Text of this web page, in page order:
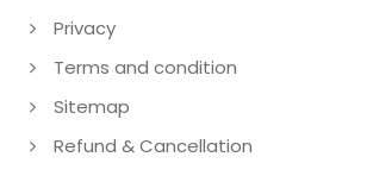
Privacy
Terms and condition
Sitemap
Refund & Cancellation